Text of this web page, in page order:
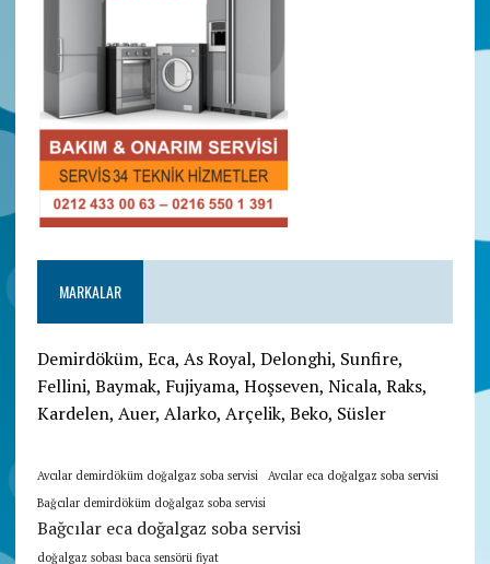
MARKALAR
Demirdöküm, Eca, As Royal, Delonghi, Sunfire,
Fellini, Baymak, Fujiyama, Hoşseven, Nicala, Raks,
Kardelen, Auer, Alarko, Arçelik, Beko, Süsler
Avcılar demirdöküm doğalgaz soba servisi
Avcılar eca doğalgaz soba servisi
Bağcılar demirdöküm doğalgaz soba servisi
Bağcılar eca doğalgaz soba servisi
doğalgaz sobası baca sensörü fiyat